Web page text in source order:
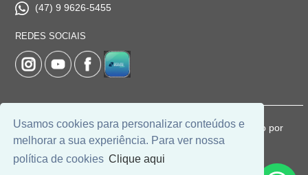
Usamos cookies para personalizar conteúdos e
melhorar a sua experiência. Para ver nossa
política de cookies Clique aqui
(47) 9 9626-5455
REDES SOCIAIS
© 2026 | Imobiliária Zucco | CRECI: 1037-J | Desenvolvido por
Universal Software.